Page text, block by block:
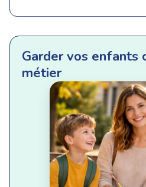
Garder vos enfants
métier